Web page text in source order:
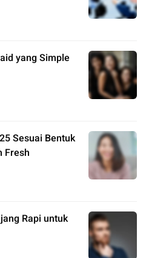
yang Simple
Sesuai Bentuk
Fresh
Rapi untuk